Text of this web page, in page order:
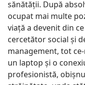
sănătăţii. După
ocupat mai multe
viaţă a devenit din
cercetător social şi
management, tot
un laptop şi o
profesionistă,